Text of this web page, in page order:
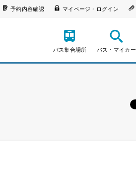
予約内容確認 マイページ・ログイン
バス集合場所 バス・マイカー